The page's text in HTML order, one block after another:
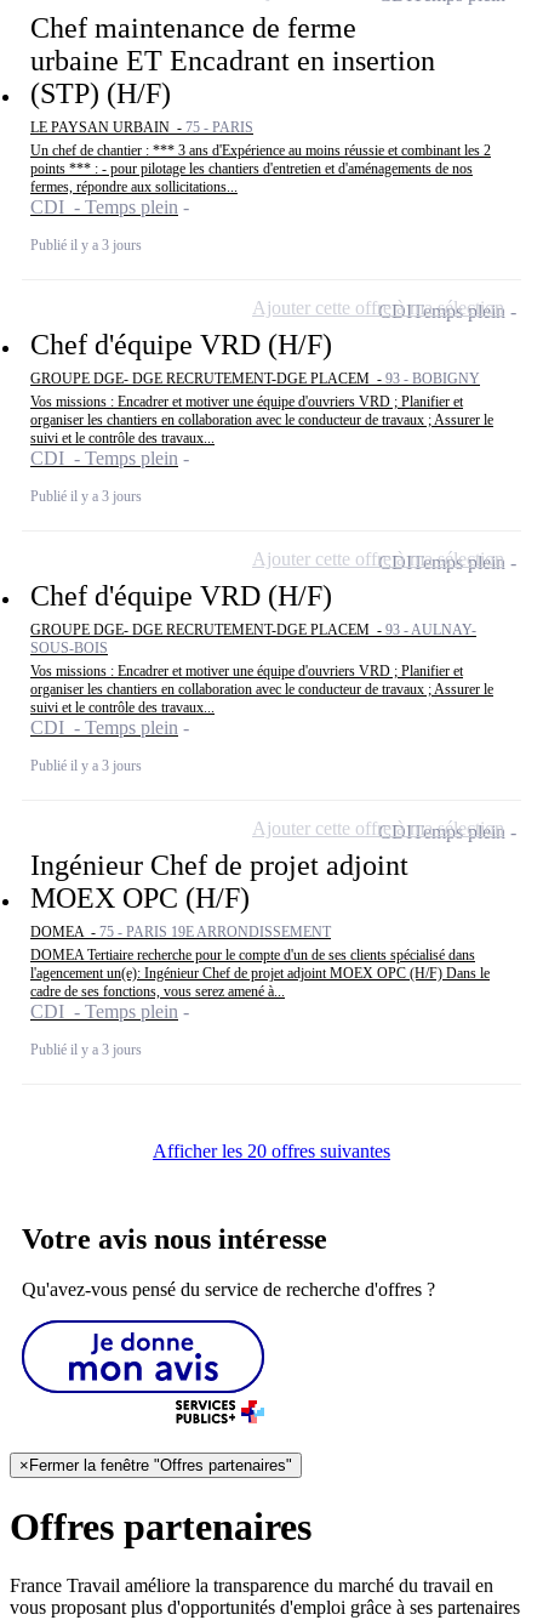
Chef maintenance de ferme
urbaine ET Encadrant en insertion
(STP) (H/F)
LE PAYSAN URBAIN - 75 - PARIS
Un chef de chantier : *** 3 ans d'Expérience au moins réussie et combinant les 2
points *** : - pour pilotage les chantiers d'entretien et d'aménagements de nos
fermes, répondre aux sollicitations...
CDI - Temps plein
Publié il y a 3 jours
Chef d'équipe VRD (H/F)
GROUPE DGE- DGE RECRUTEMENT-DGE PLACEM - 93 - BOBIGNY
Vos missions : Encadrer et motiver une équipe d'ouvriers VRD ; Planifier et
organiser les chantiers en collaboration avec le conducteur de travaux ; Assurer le
suivi et le contrôle des travaux...
CDI - Temps plein
Publié il y a 3 jours
CDITemps plein
Ajouter cette offre à ma sélection
Chef d'équipe VRD (H/F)
GROUPE DGE- DGE RECRUTEMENT-DGE PLACEM - 93 - AULNAY-
SOUS-BOIS
Vos missions : Encadrer et motiver une équipe d'ouvriers VRD ; Planifier et
organiser les chantiers en collaboration avec le conducteur de travaux ; Assurer le
suivi et le contrôle des travaux...
CDI - Temps plein
Publié il y a 3 jours
CDITemps plein
Ajouter cette offre à ma sélection
Ingénieur Chef de projet adjoint
MOEX OPC (H/F)
DOMEA - 75 - PARIS 19E ARRONDISSEMENT
DOMEA Tertiaire recherche pour le compte d'un de ses clients spécialisé dans
l'agencement un(e): Ingénieur Chef de projet adjoint MOEX OPC (H/F) Dans le
cadre de ses fonctions, vous serez amené à...
CDI - Temps plein
Publié il y a 3 jours
CDITemps plein
Ajouter cette offre à ma sélection
Afficher les 20 offres suivantes
Votre avis nous intéresse
Qu'avez-vous pensé du service de recherche d'offres ?
× Fermer la fenêtre "Offres partenaires"
Offres partenaires
France Travail améliore la transparence du marché du travail en
vous proposant plus d'opportunités d'emploi grâce à ses partenaires